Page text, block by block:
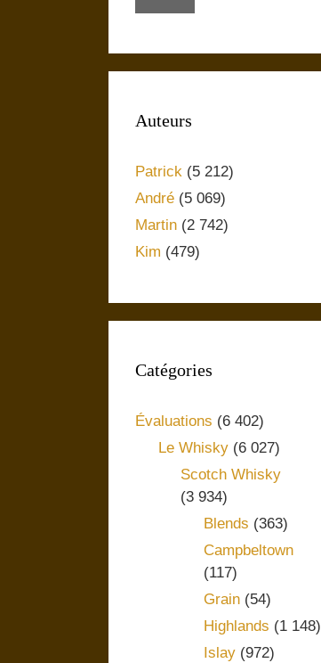
Auteurs
Patrick (5 212)
André (5 069)
Martin (2 742)
Kim (479)
Catégories
Évaluations (6 402)
Le Whisky(6 027)
Scotch Whisky
(3 934)
Blends (363)
Campbeltown
(117)
Grain(54)
Highlands (1 148)
Islay(972)